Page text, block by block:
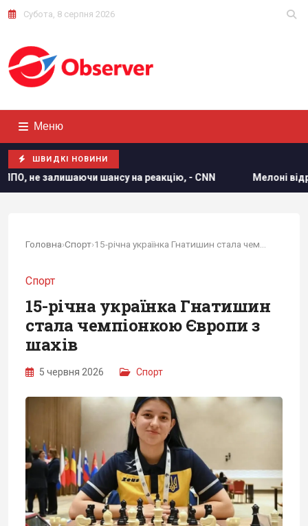
Субота, 8 серпня 2026
Меню
ШВИДКІ НОВИНИ
на реакцію, - CNN Мелоні відреагувала на вимогу
Головна›Спорт›
Спорт
15-річна українка Гнатишин
стала чемпіонкою Європи з
шахів
5 червня 2026 Спорт